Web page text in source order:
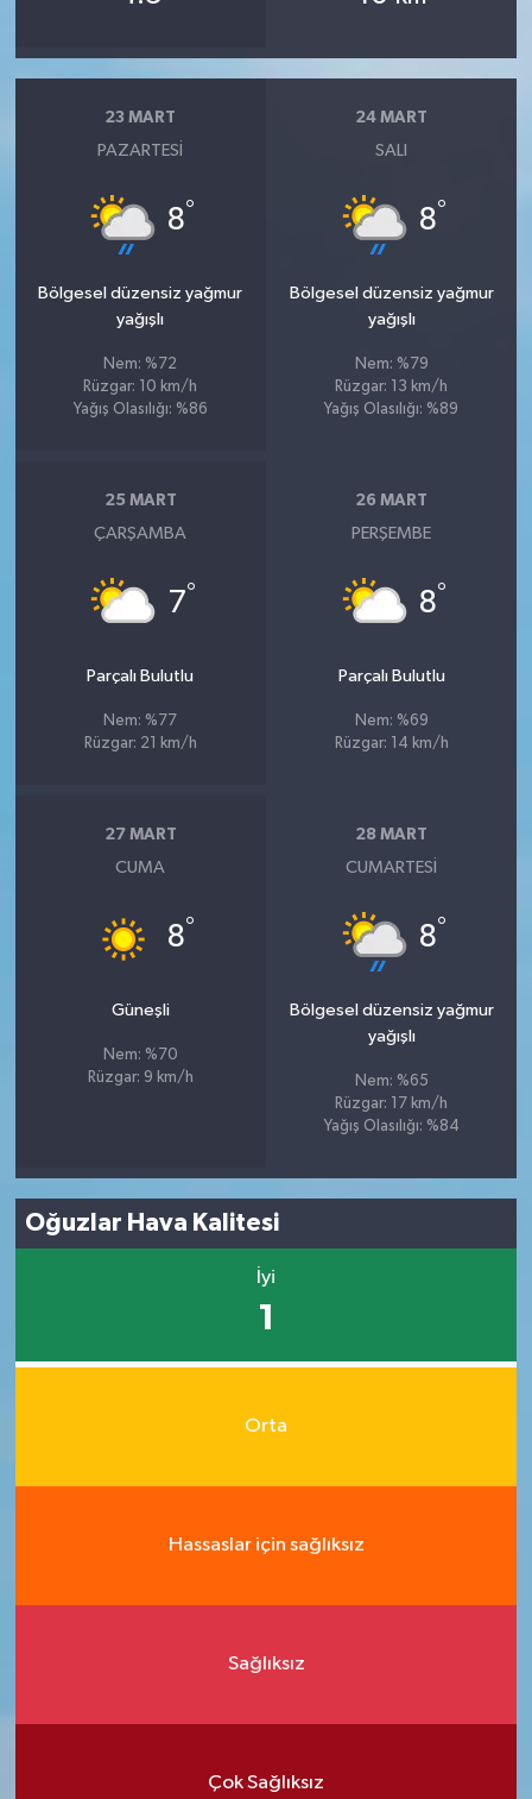
23 MART
PAZARTESI
8°
Bölgesel düzensiz yağmur
yağışlı
Nem: %72
Rüzgar: 10 km/h
Yağış Olasılığı: %86
24 MART
SALI
8°
Bölgesel düzensiz yağmur
yağışlı
Nem: %79
Rüzgar: 13 km/h
Yağış Olasılığı: %89
25 MART
ÇARŞAMBA
7°
Parçalı Bulutlu
Nem: %77
Rüzgar: 21 km/h
26 MART
PERŞEMBE
8°
Parçalı Bulutlu
Nem: %69
Rüzgar: 14 km/h
27 MART
CUMA
8°
Güneşli
Nem: %70
Rüzgar: 9 km/h
28 MART
CUMARTESI
8°
Bölgesel düzensiz yağmur
yağışlı
Nem: %65
Rüzgar: 17 km/h
Yağış Olasılığı: %84
Oğuzlar Hava Kalitesi
İyi
1
Orta
Hassaslar için sağlıksız
Sağlıksız
Çok Sağlıksız